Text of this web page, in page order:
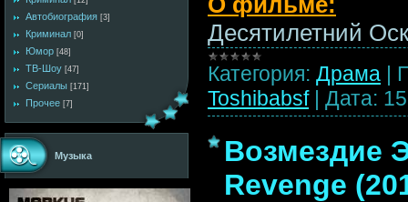
Автобиография [3]
Криминал [0]
Юмор [48]
ТВ-Шоу [47]
Сериалы [171]
Прочее [7]
Музыка
Десятилетний
Категория: Драма |
Toshibabsf | Дата:
Возмездие
Revenge